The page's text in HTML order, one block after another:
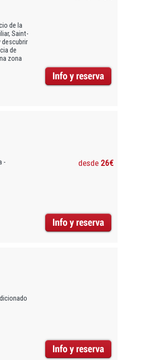
de la
Saint-
descubrir
de
zona
-
desde 26€